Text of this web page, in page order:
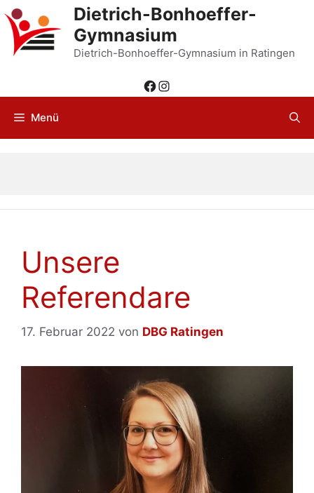
Zum
Inhalt
springen
Dietrich-Bonhoeffer-
Gymnasium
Dietrich-Bonhoeffer-Gymnasium in Ratingen
Facebook
Instagram
Menü
Unsere
Referendare
17. Februar 2022 von DBG Ratingen